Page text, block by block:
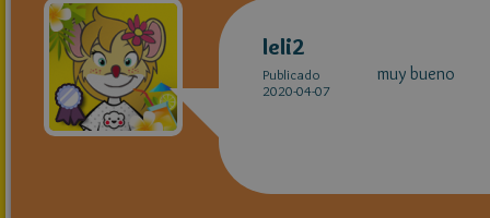
leli2
Publicado
2020-04-07
muy bueno